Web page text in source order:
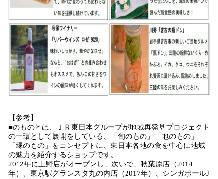
【参考】
■のものとは、ＪＲ東日本グループが地域再発見プロジェクト
の一環として展開をしている、「旬のもの」「地のもの」
「縁のもの」をコンセプトに、東日本各地の食を中心に地域
の魅力を紹介するショップです。
2012年に上野店がオープンし、次いで、秋葉原店（2014
年）、東京駅グランスタ丸の内店（2017年）、シンガポールJ